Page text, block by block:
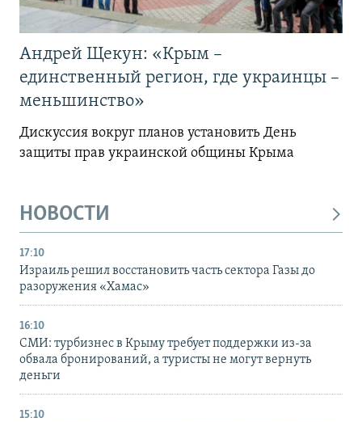
Андрей Щекун: «Крым –
единственный регион, где украинцы –
меньшинство»
Дискуссия вокруг планов установить День
защиты прав украинской общины Крыма
НОВОСТИ
17:10
Израиль решил восстановить часть сектора Газы до
разоружения «Хамас»
16:10
СМИ: турбизнес в Крыму требует поддержки из-за
обвала бронирований, а туристы не могут вернуть
деньги
15:10